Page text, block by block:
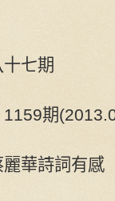
七期
1159期
華詩詞有感